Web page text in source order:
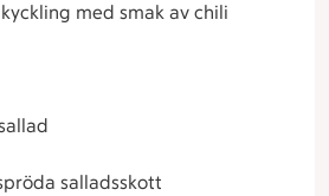
med smak av chili
salladsskott